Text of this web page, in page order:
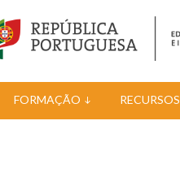
FORMAÇÃO RECURSOS